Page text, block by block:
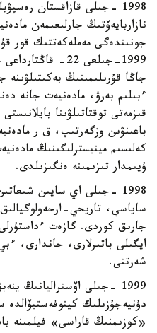
1998 -جىلى قازاقستان
نازاربايەۆتىڭ جارلىعىمەن
جونىندەگى مەملەكەتتىك قور
1999-جىلعى 22-
جاڭا قۇرىلىمىنىڭ بەكىتىلۋىنە
ءبىلىم بەرۋ، مادەنيەت جانە
قىزمەتى توقتاتىلۋىنا
باعىنۋىن وزگەرتىپ، ق ر
كەلىسىم مينيسترلىگىنىڭ
ۇيىمدار تىزىمىنە ەنگىزىلدى.
1998 -جىلى اي سايىن
ساياسي، تاريحي-
جارىق كوردى. گازەت
ايگىلى باتىرلارى، حاندارى،
شەرتتى.
1999 -جىلى اۆستراليانىڭ
دۇنيەجۇزىلىك كينوفەستيۆالدە
«كوزىمنىڭ قاراسى» فيلمىنە